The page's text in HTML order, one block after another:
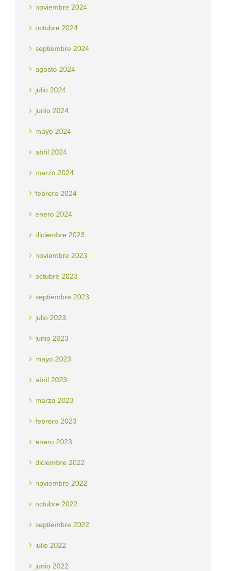
noviembre 2024
octubre 2024
septiembre 2024
agosto 2024
julio 2024
junio 2024
mayo 2024
abril 2024
marzo 2024
febrero 2024
enero 2024
diciembre 2023
noviembre 2023
octubre 2023
septiembre 2023
julio 2023
junio 2023
mayo 2023
abril 2023
marzo 2023
febrero 2023
enero 2023
diciembre 2022
noviembre 2022
octubre 2022
septiembre 2022
julio 2022
junio 2022